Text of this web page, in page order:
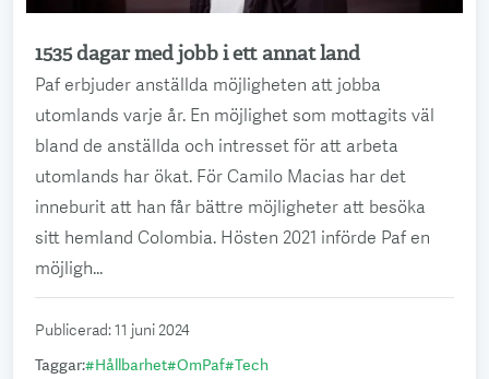
1535 dagar med jobb i ett annat land
Paf erbjuder anställda möjligheten att jobba
utomlands varje år. En möjlighet som mottagits väl
bland de anställda och intresset för att arbeta
utomlands har ökat. För Camilo Macias har det
inneburit att han får bättre möjligheter att besöka
sitt hemland Colombia. Hösten 2021 införde Paf en
möjligh...
Läs mer
Publicerad:11 juni 2024
Taggar:#Hållbarhet#OmPaf#Tech